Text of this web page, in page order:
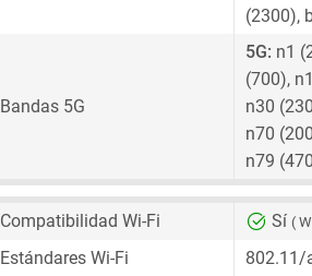
(2300),
Bandas 5G
5G: n1
(700),
n30
n70
n79
Compatibilidad Wi-Fi Sí (
Estándares Wi-Fi